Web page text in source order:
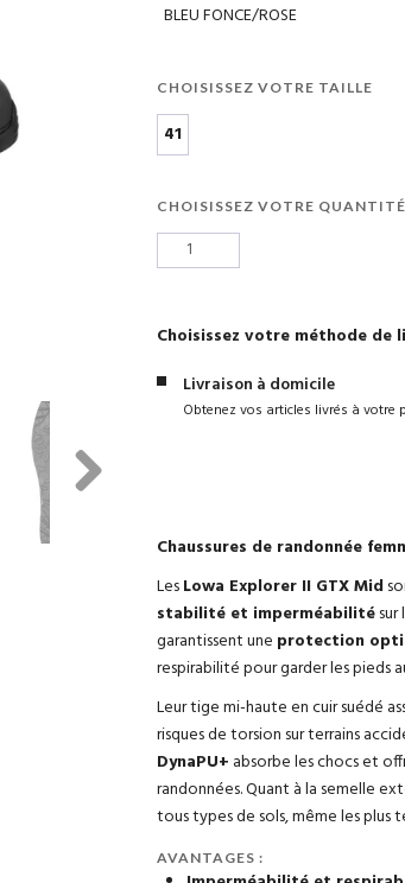
BLEU FONCE/ROSE
CHOISISSEZ VOTRE TAILLE
41
CHOISISSEZ VOTRE QUANTITÉ
Choisissez votre méthode de
Livraison à domicile
Obtenez vos articles livrés à votre
Chaussures de randonnée
LesLowa Explorer II GTX Mid
stabilité et imperméabilité
garantissent une protection
respirabilité pour garder les pieds
Leur tige mi-haute en cuir suédé
risques de torsion sur terrains
DynaPU+ absorbe les chocs et
randonnées. Quant à la semelle
tous types de sols, même les plus
AVANTAGES :